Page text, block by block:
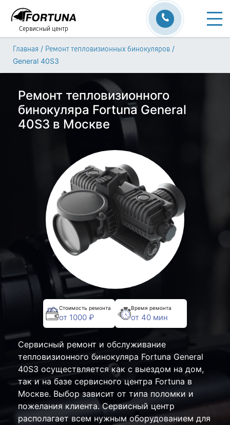
Сервисный центр
Главная / Ремонт тепловизионных бинокуляров /
General 40S3
Ремонт тепловизионного
бинокуляра Fortuna General
40S3 в Москве
Стоимость ремонта
от 1000 ₽
Время ремонта
от 40 мин
Сервисный ремонт и обслуживание
тепловизионного бинокуляра Fortuna General
40S3 осуществляется как с выездом на дом,
так и на базе сервисного центра Fortuna в
Москве. Выбор зависит от типа поломки и
пожелания клиента. Сервисный центр
располагает всем нужным оборудованием для